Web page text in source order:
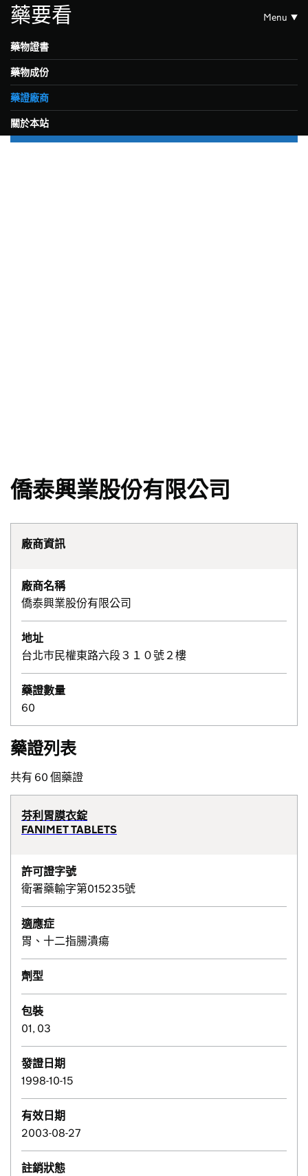
藥要看 Menu
藥物證書
藥物成份
藥證廠商
關於本站
僑泰興業股份有限公司
廠商資訊
廠商名稱
僑泰興業股份有限公司
地址
台北巿民權東路六段３１０號２樓
藥證數量
60
藥證列表
共有 60 個藥證
芬利胃膜衣錠
FANIMET TABLETS
許可證字號
衛署藥輸字第015235號
適應症
胃、十二指腸潰瘍
劑型
包裝
01, 03
發證日期
1998-10-15
有效日期
2003-08-27
註銷狀態